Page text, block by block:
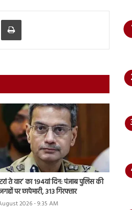
via Email Print
ते वार’ का 194वां दिन: पंजाब पुलिस की
पर छापेमारी, 313 गिरफ्तार
2026 - 9:35 AM